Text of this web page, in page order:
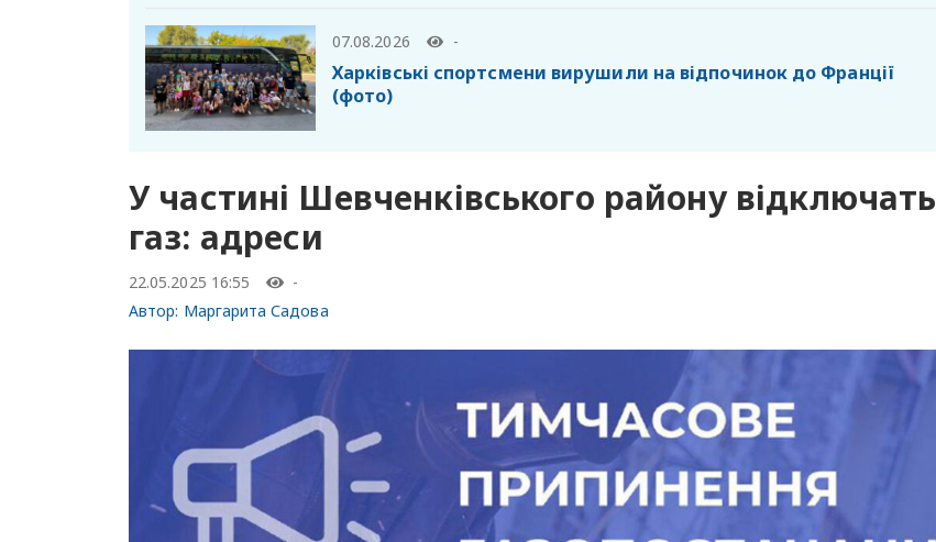
07.08.2026 -
Харківські спортсмени вирушили на відпочинок до Франції
(фото)
У частині Шевченківського району відключать
газ: адреси
22.05.2025 16:55
-
Автор: Маргарита Садова